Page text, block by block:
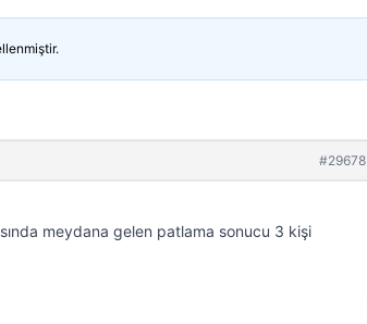
#29678
meydana gelen patlama sonucu 3 kişi